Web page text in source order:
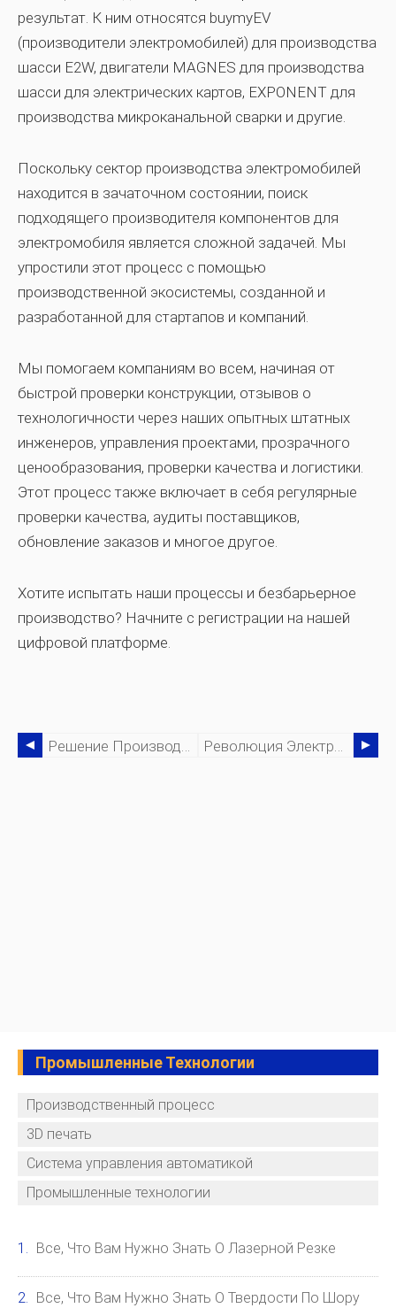
результат. К ним относятся buymyEV
(производители электромобилей) для производства
шасси E2W, двигатели MAGNES для производства
шасси для электрических картов, EXPONENT для
производства микроканальной сварки и другие.
Поскольку сектор производства электромобилей
находится в зачаточном состоянии, поиск
подходящего производителя компонентов для
электромобиля является сложной задачей. Мы
упростили этот процесс с помощью
производственной экосистемы, созданной и
разработанной для стартапов и компаний.
Мы помогаем компаниям во всем, начиная от
быстрой проверки конструкции, отзывов о
технологичности через наших опытных штатных
инженеров, управления проектами, прозрачного
ценообразования, проверки качества и логистики.
Этот процесс также включает в себя регулярные
проверки качества, аудиты поставщиков,
обновление заказов и многое другое.
Хотите испытать наши процессы и безбарьерное
производство? Начните с регистрации на нашей
цифровой платформе.
Решение Производственных Проблем Для Будущих Стартапов В Индийском Секторе Электромобилей Революция Электромобилей В Индии:на Каком Этапе Мы Находимся, Производство И Что Нас Ждет?
Промышленные Технологии
Производственный процесс
3D печать
Система управления автоматикой
Промышленные технологии
Все, Что Вам Нужно Знать О Лазерной Резке
Все, Что Вам Нужно Знать О Твердости По Шору